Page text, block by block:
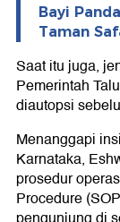
Bayi
Taman
Saat itu juga,
Pemerintah
diautopsi
Menanggapi
Karnataka,
prosedur
Procedure